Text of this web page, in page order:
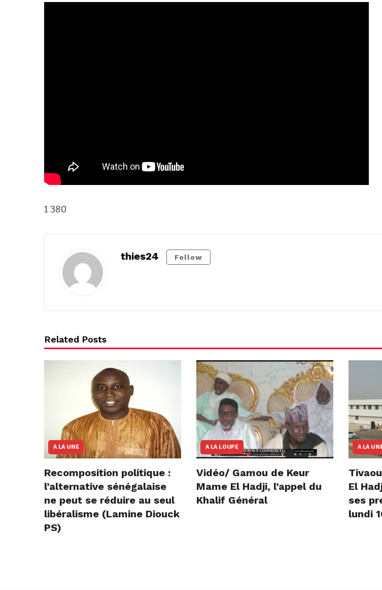
1 380
thies24 Follow
Related Posts
A LA UNE
Recomposition politique :
l’alternative sénégalaise
ne peut se réduire au seul
libéralisme (Lamine Diouck
PS)
A LA LOUPE
Vidéo/ Gamou de Keur
Mame El Hadji, l’appel du
Khalif Général
A LA
El
ses
lundi